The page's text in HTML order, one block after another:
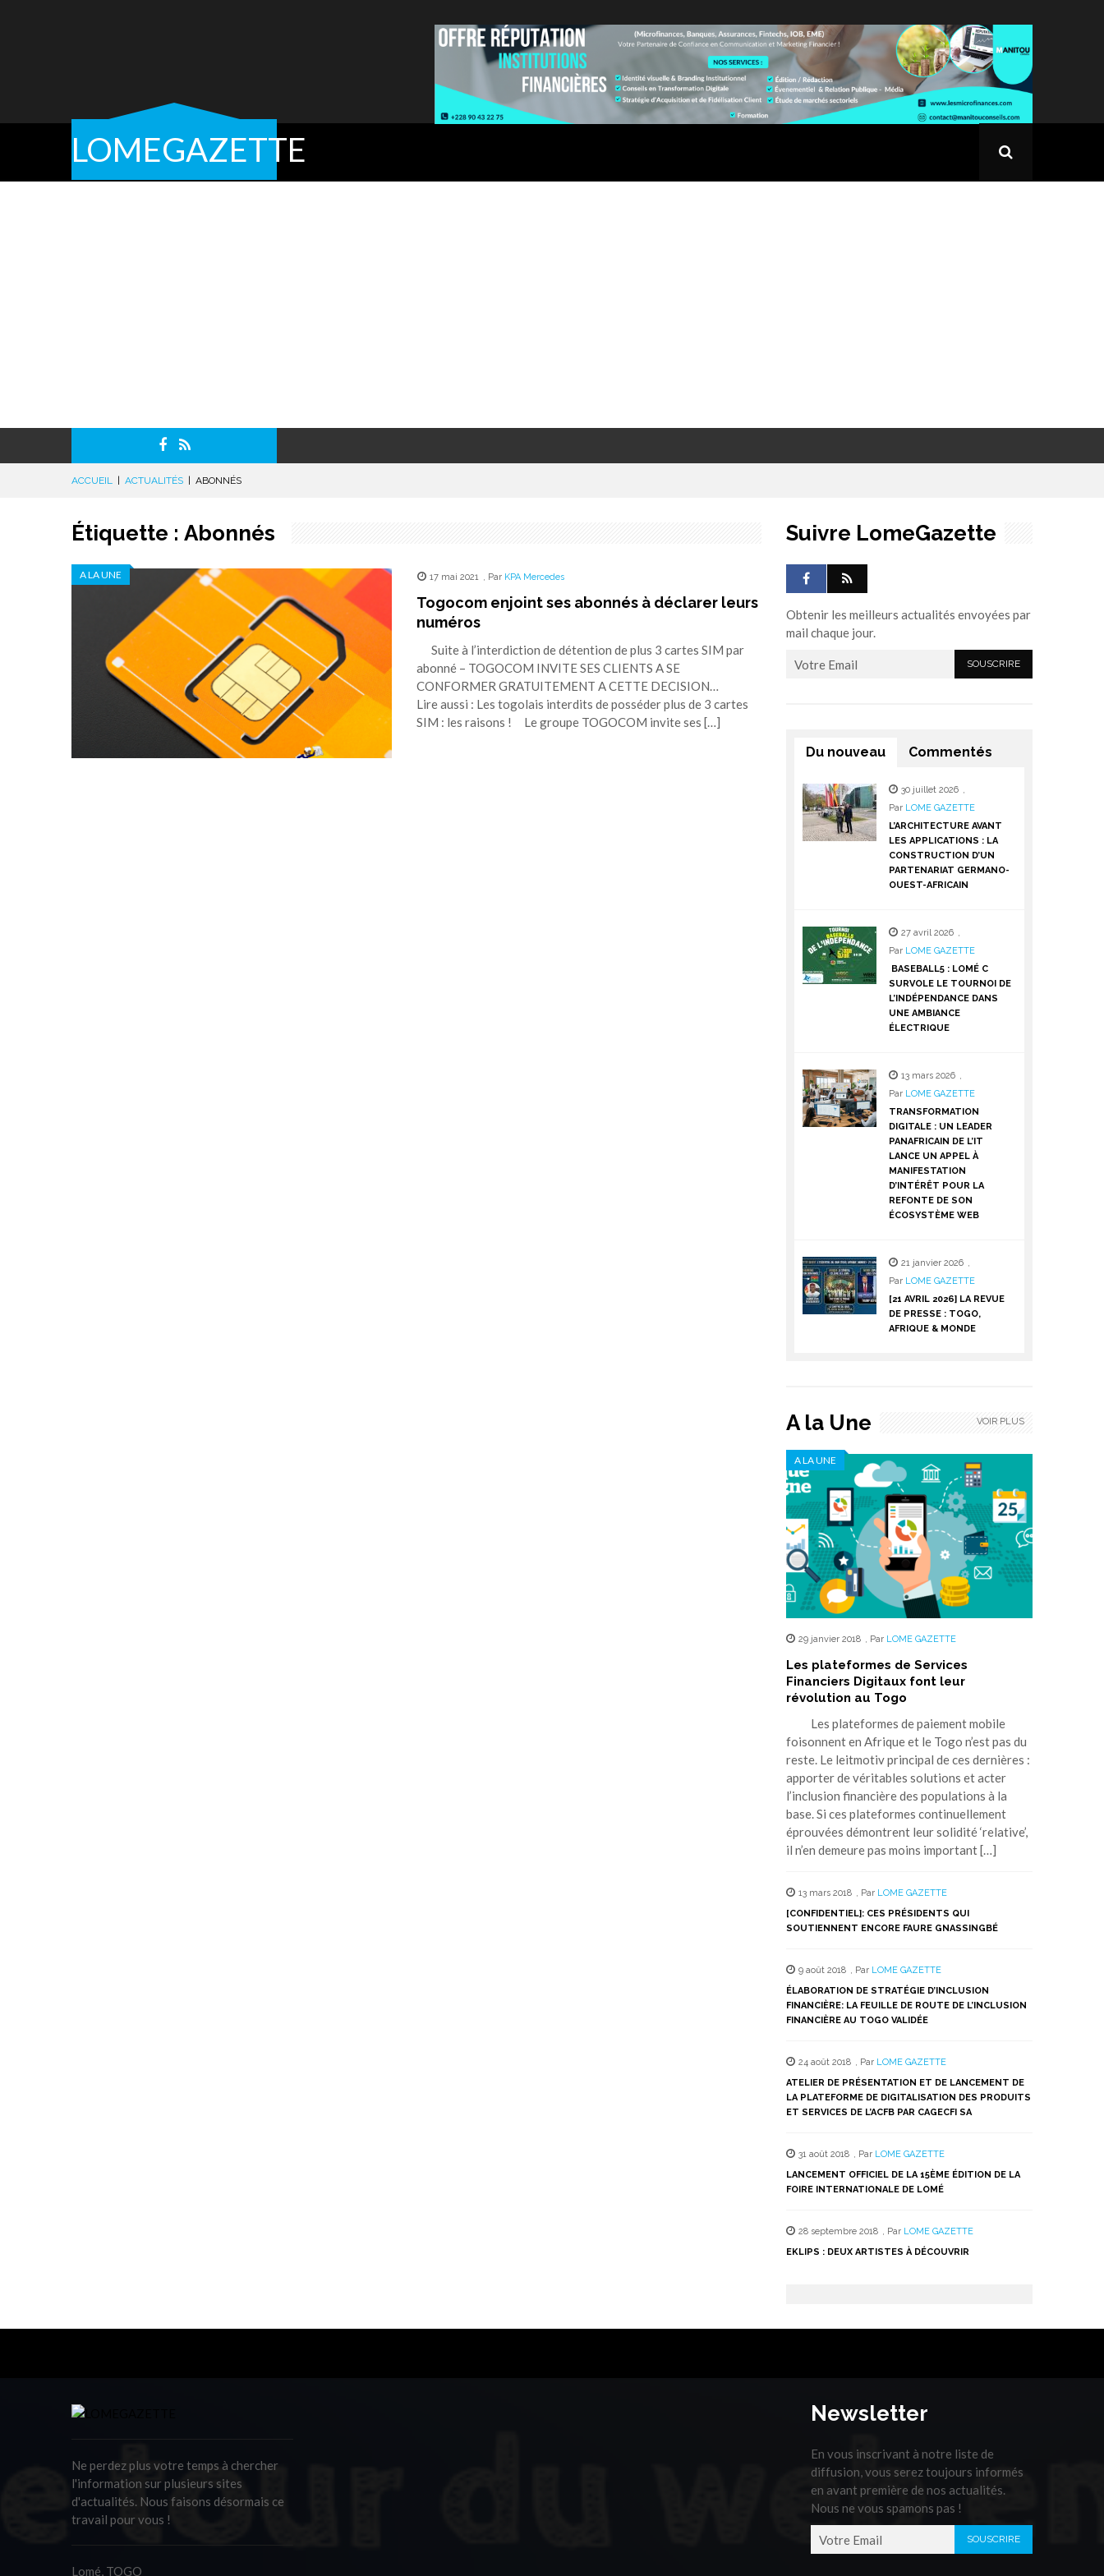
LOMEGAZETTE
ACCUEIL ACTUALITÉS ABONNÉS
Étiquette : Abonnés
A LA UNE 17 mai 2021 , Par KPA Mercedes
Togocom enjoint ses abonnés à déclarer leurs
numéros
Suite à l’interdiction de détention de plus 3 cartes SIM par
abonné – TOGOCOM INVITE SES CLIENTS A SE
CONFORMER GRATUITEMENT A CETTE DECISION…
Lire aussi : Les togolais interdits de posséder plus de 3 cartes
SIM : les raisons ! Le groupe TOGOCOM invite ses […]
Suivre LomeGazette
Obtenir les meilleurs actualités envoyées par
mail chaque jour.
Du nouveau Commentés
30 juillet 2026 ,
Par LOME GAZETTE
L’ARCHITECTURE AVANT
LES APPLICATIONS : LA
CONSTRUCTION D’UN
PARTENARIAT GERMANO-
OUEST-AFRICAIN
27 avril 2026 ,
Par LOME GAZETTE
BASEBALL5 : LOMÉ C
SURVOLE LE TOURNOI DE
L’INDÉPENDANCE DANS
UNE AMBIANCE
ÉLECTRIQUE
13 mars 2026 ,
Par LOME GAZETTE
TRANSFORMATION
DIGITALE : UN LEADER
PANAFRICAIN DE L’IT
LANCE UN APPEL À
MANIFESTATION
D’INTÉRÊT POUR LA
REFONTE DE SON
ÉCOSYSTÈME WEB
21 janvier 2026 ,
Par LOME GAZETTE
[21 AVRIL 2026] LA REVUE
DE PRESSE : TOGO,
AFRIQUE & MONDE
A la Une
A LA UNE
29 janvier 2018 , Par LOME GAZETTE
Les plateformes de Services
Financiers Digitaux font leur
révolution au Togo
Les plateformes de paiement mobile
foisonnent en Afrique et le Togo n’est pas du
reste. Le leitmotiv principal de ces dernières :
apporter de véritables solutions et acter
l’inclusion financière des populations à la
base. Si ces plateformes continuellement
éprouvées démontrent leur solidité ‘relative’,
il n’en demeure pas moins important […]
13 mars 2018 , Par LOME GAZETTE
[CONFIDENTIEL]: CES PRÉSIDENTS QUI
SOUTIENNENT ENCORE FAURE GNASSINGBÉ
9 août 2018 , Par LOME GAZETTE
ÉLABORATION DE STRATÉGIE D’INCLUSION
FINANCIÈRE: LA FEUILLE DE ROUTE DE L’INCLUSION
FINANCIÈRE AU TOGO VALIDÉE
24 août 2018 , Par LOME GAZETTE
ATELIER DE PRÉSENTATION ET DE LANCEMENT DE
LA PLATEFORME DE DIGITALISATION DES PRODUITS
ET SERVICES DE L’ACFB PAR CAGECFI SA
31 août 2018 , Par LOME GAZETTE
LANCEMENT OFFICIEL DE LA 15ÈME ÉDITION DE LA
FOIRE INTERNATIONALE DE LOMÉ
28 septembre 2018 , Par LOME GAZETTE
EKLIPS : DEUX ARTISTES À DÉCOUVRIR
VOIR PLUS
Ne perdez plus votre temps à chercher
l'information sur plusieurs sites
d'actualités. Nous faisons désormais ce
travail pour vous !
Lomé, TOGO
Newsletter
En vous inscrivant à notre liste de
diffusion, vous serez toujours informés
en avant première de nos actualités.
Nous ne vous spamons pas !